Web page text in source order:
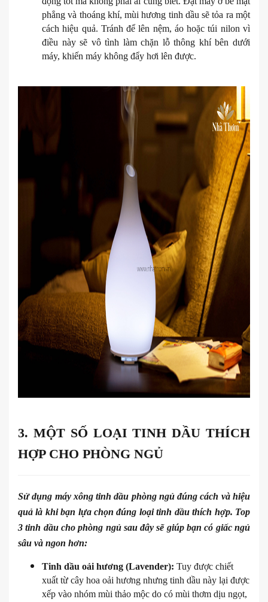
phẳng và thoáng khí, mùi hương tinh dầu sẽ tỏa ra một
cách hiệu quả. Tránh để lên nệm, áo hoặc túi nilon vì
điều này sẽ vô tình làm chặn lỗ thông khí bên dưới
máy, khiến máy không đẩy hơi lên được.
3. MỘT SỐ LOẠI TINH DẦU THÍCH
HỢP CHO PHÒNG NGỦ
Sử dụng máy xông tinh dầu phòng ngủ đúng cách và hiệu
quả là khi bạn lựa chọn đúng loại tinh dầu thích hợp. Top
3 tinh dầu cho phòng ngủ sau đây sẽ giúp bạn có giấc ngủ
sâu và ngon hơn:
Tinh dầu oải hương (Lavender): Tuy được chiết
xuất từ cây hoa oải hương nhưng tinh dầu này lại được
xếp vào nhóm mùi thảo mộc do có mùi thơm dịu ngọt,